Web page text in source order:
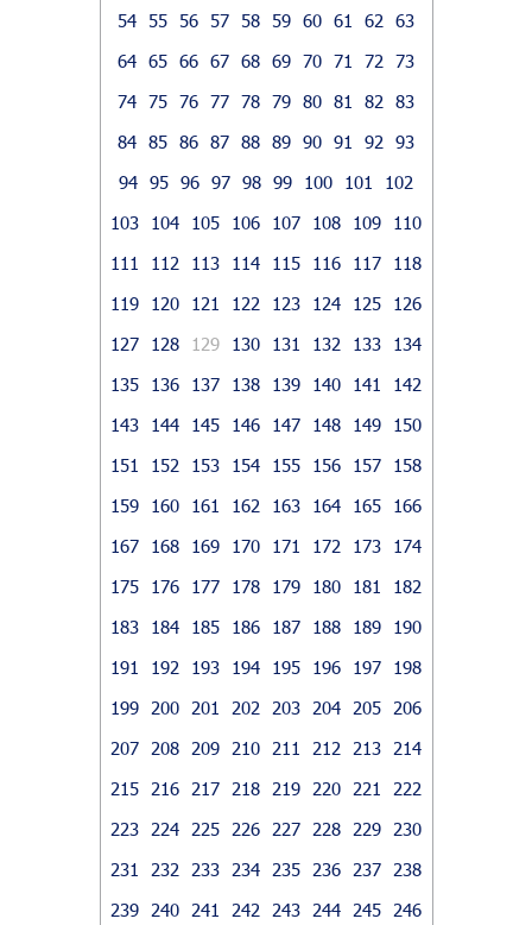
54 55 56 57 58 59 60 61 62
63
64 65 66 67 68 69 70 71 72
73
74 75 76 77 78 79 80 81 82
83
84 85 86 87 88 89 90 91 92
93
94 95 96 97 98 99 100 101
102
103
104 105 106 107 108 109
110
111
112 113 114 115 116 117
118
119
120 121 122 123 124 125
126
127
128 129 130 131 132 133
134
135
136 137 138 139 140 141
142
143
144 145 146 147 148 149
150
151
152 153 154 155 156 157
158
159
160 161 162 163 164 165
166
167
168 169 170 171 172 173
174
175
176 177 178 179 180 181
182
183
184 185 186 187 188 189
190
191
192 193 194 195 196 197
198
199
200 201 202 203 204 205
206
207
208 209 210 211 212 213
214
215
216 217 218 219 220 221
222
223
224 225 226 227 228 229
230
231
232 233 234 235 236 237
238
239
240 241 242 243 244 245
246